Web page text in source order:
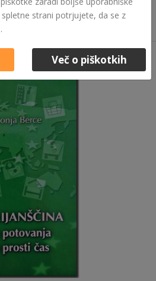
strani potrjujete, da se z
Več o piškotkih